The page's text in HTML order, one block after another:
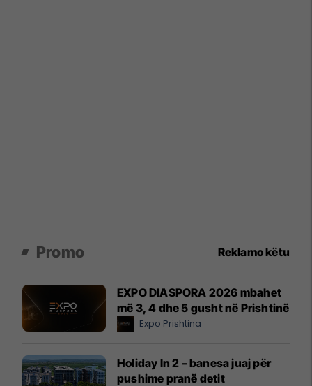
Promo Reklamo këtu
EXPO DIASPORA 2026 mbahet
më 3, 4 dhe 5 gusht në Prishtinë
Expo Prishtina
Holiday In 2 – banesa juaj për
pushime pranë detit